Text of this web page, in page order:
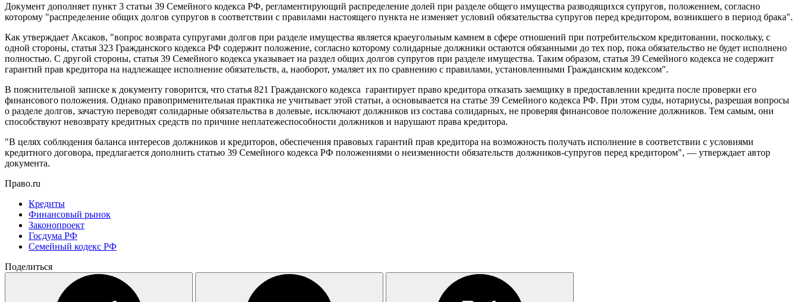
Документ дополняет пункт 3 статьи 39 Семейного кодекса РФ, регламентирующий распределение долей при разделе общего имущества разводящихся супругов, положением, согласно
которому "распределение общих долгов супругов в соответствии с правилами настоящего пункта не изменяет условий обязательства супругов перед кредитором, возникшего в период брака".
Как утверждает Аксаков, "вопрос возврата супругами долгов при разделе имущества является краеугольным камнем в сфере отношений при потребительском кредитовании, поскольку, с
одной стороны, статья 323 Гражданского кодекса РФ содержит положение, согласно которому солидарные должники остаются обязанными до тех пор, пока обязательство не будет исполнено
полностью. С другой стороны, статья 39 Семейного кодекса указывает на раздел общих долгов супругов при разделе имущества. Таким образом, статья 39 Семейного кодекса не содержит
гарантий прав кредитора на надлежащее исполнение обязательств, а, наоборот, умаляет их по сравнению с правилами, установленными Гражданским кодексом".
В пояснительной записке к документу говорится, что статья 821 Гражданского кодекса гарантирует право кредитора отказать заемщику в предоставлении кредита после проверки его
финансового положения. Однако правоприменительная практика не учитывает этой статьи, а основывается на статье 39 Семейного кодекса РФ. При этом суды, нотариусы, разрешая вопросы
о разделе долгов, зачастую переводят солидарные обязательства в долевые, исключают должников из состава солидарных, не проверяя финансовое положение должников. Тем самым, они
способствуют невозврату кредитных средств по причине неплатежеспособности должников и нарушают права кредитора.
"В целях соблюдения баланса интересов должников и кредиторов, обеспечения правовых гарантий прав кредитора на возможность получать исполнение в соответствии с условиями
кредитного договора, предлагается дополнить статью 39 Семейного кодекса РФ положениями о неизменности обязательств должников-супругов перед кредитором", — утверждает автор
документа.
Право.ru
Кредиты
Финансовый рынок
Законопроект
Госдума РФ
Семейный кодекс РФ
Поделиться